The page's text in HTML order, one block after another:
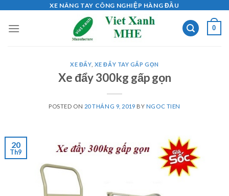
content
XE NÂNG TAY CÔNG NGHIỆP HÀNG ĐẦU
0
XE ĐẨY, XE ĐẨY TAY GẤP GỌN
Xe đẩy 300kg gấp gọn
POSTED ON 20 THÁNG 9, 2019 BY NGOC TIEN
20
Th9